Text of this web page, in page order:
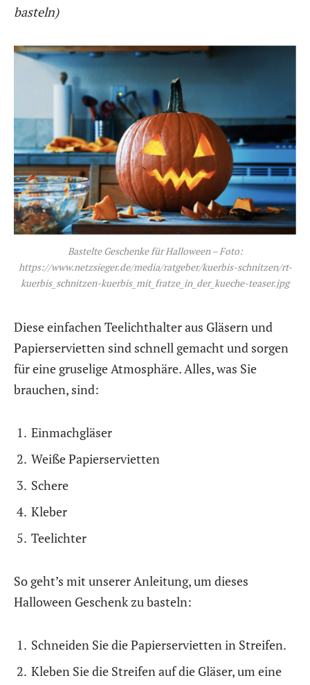
basteln)
Bastelte Geschenke für Halloween – Foto:
https://www.netzsieger.de/media/ratgeber/kuerbis-schnitzen/rt-
kuerbis_schnitzen-kuerbis_mit_fratze_in_der_kueche-teaser.jpg
Diese einfachen Teelichthalter aus Gläsern und
Papierservietten sind schnell gemacht und sorgen
für eine gruselige Atmosphäre. Alles, was Sie
brauchen, sind:
Einmachgläser
Weiße Papierservietten
Schere
Kleber
Teelichter
So geht’s mit unserer Anleitung, um dieses
Halloween Geschenk zu basteln:
Schneiden Sie die Papierservietten in Streifen.
Kleben Sie die Streifen auf die Gläser, um eine